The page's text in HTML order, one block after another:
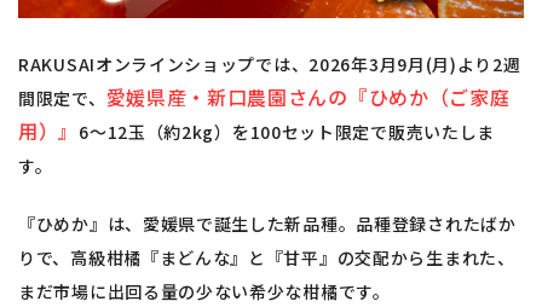
RAKUSAIオンラインショップでは、2026年3月9月(月)より2週
間限定で、 愛媛県産・新口農園さんの『ひめか（ご家庭
用）』 6～12玉（約2kg）を100セット限定で販売いたしま
す。
『ひめか』は、愛媛県で誕生した新品種。品種登録されたばか
りで、高級柑橘『まどんな』と『甘平』の交配から生まれた、
まだ市場に出回る量の少ない希少な柑橘です。